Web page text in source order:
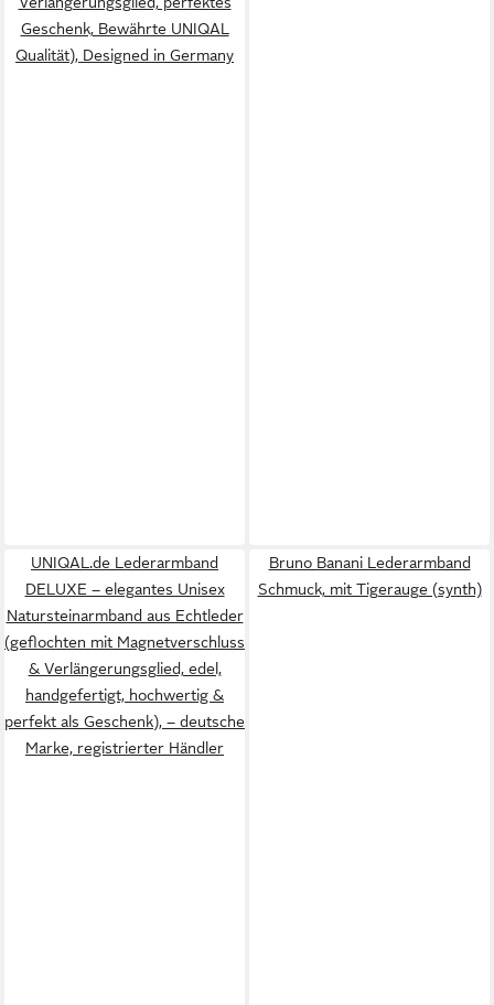
Geschenk, Bewährte UNIQAL
Qualität), Designed in Germany
UNIQAL.de Lederarmband
DELUXE – elegantes Unisex
Natursteinarmband aus Echtleder
(geflochten mit Magnetverschluss
& Verlängerungsglied, edel,
handgefertigt, hochwertig &
perfekt als Geschenk), – deutsche
Marke, registrierter Händler
Bruno Banani Lederarmband
Schmuck, mit Tigerauge (synth)